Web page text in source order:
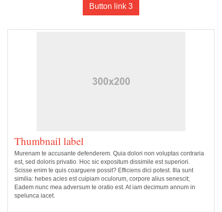
Button link 3
Thumbnail label
Murenam te accusante defenderem. Quia dolori non voluptas contraria
est, sed doloris privatio. Hoc sic expositum dissimile est superiori.
Scisse enim te quis coarguere possit? Efficiens dici potest. Illa sunt
similia: hebes acies est cuipiam oculorum, corpore alius senescit;
Eadem nunc mea adversum te oratio est. At iam decimum annum in
spelunca iacet.